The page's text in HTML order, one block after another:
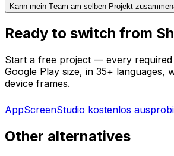
Kann mein Team am selben Projekt
Ready to switch from
Start a free project — every
Google Play size, in 35+ languages,
device frames.
AppScreenStudio kostenlos
Other alternatives